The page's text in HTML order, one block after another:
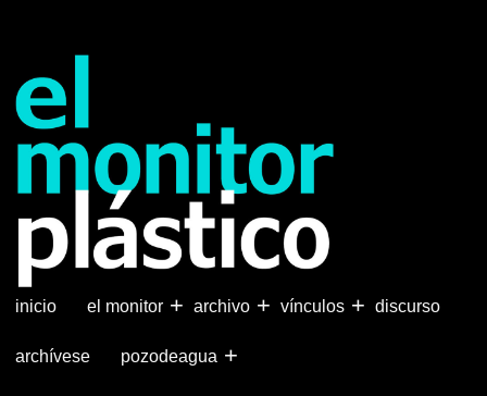
principal
inicio +
el monitor +
archivo +
vínculos discurso
archívese +
pozodeagua